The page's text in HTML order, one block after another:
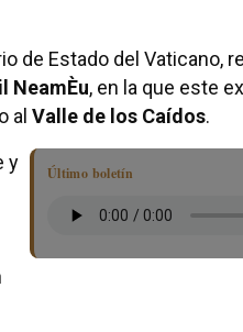
de Estado del Vaticano,
NeamÈu, en la que este
al Valle de los Caídos.
Último boletín
y